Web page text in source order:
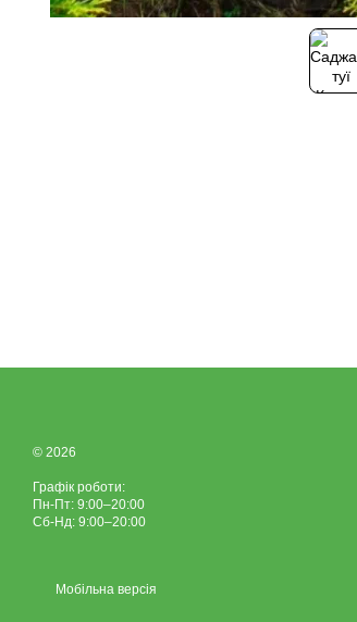
© 2026
Графік роботи:
Пн-Пт: 9:00–20:00
Сб-Нд: 9:00–20:00
Мобільна версія